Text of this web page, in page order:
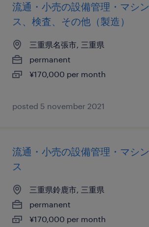
流通・小売の設備管理・マシ
ス、検査、その他（製造）
三重県名張市, 三重県
permanent
¥170,000 per month
posted 5 november 2021
流通・小売の設備管理・マシ
ス
三重県鈴鹿市, 三重県
permanent
¥170,000 per month